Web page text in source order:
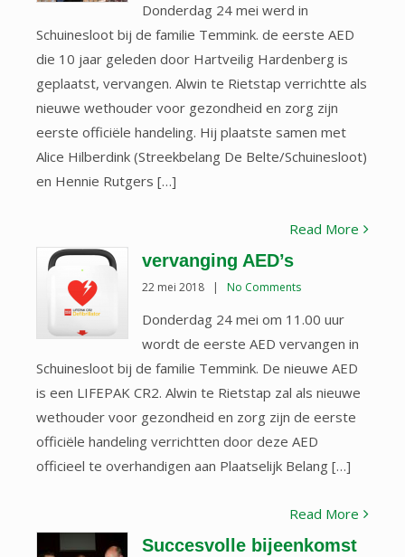
Donderdag 24 mei werd in
Schuinesloot bij de familie Temmink. de eerste AED
die 10 jaar geleden door Hartveilig Hardenberg is
geplaatst, vervangen. Alwin te Rietstap verrichtte als
nieuwe wethouder voor gezondheid en zorg zijn
eerste officiële handeling. Hij plaatste samen met
Alice Hilberdink (Streekbelang De Belte/Schuinesloot)
en Hennie Rutgers […]
Read More
vervanging AED’s
22 mei 2018 | No Comments
Donderdag 24 mei om 11.00 uur
wordt de eerste AED vervangen in
Schuinesloot bij de familie Temmink. De nieuwe AED
is een LIFEPAK CR2. Alwin te Rietstap zal als nieuwe
wethouder voor gezondheid en zorg zijn de eerste
officiële handeling verrichtten door deze AED
officieel te overhandigen aan Plaatselijk Belang […]
Read More
Succesvolle bijeenkomst